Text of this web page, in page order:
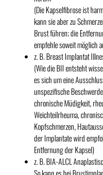
(Die Kapselfibrose ist
kann sie aber zu
Brust führen; die
empfehle soweit möglich
z. B. Breast Implantat
(Wie die BII entsteht
es sich um eine
unspezifische
chronische Müdigkeit,
Weichteilrheuma,
Kopfschmerzen,
der Implantate wird
Entfernung der Kapsel)
z. B. BIA-ALCL